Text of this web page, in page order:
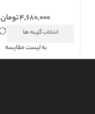
۴,۶۸۰,۰۰۰تومان
انتخاب گزینه ها
به لیست مقایسه